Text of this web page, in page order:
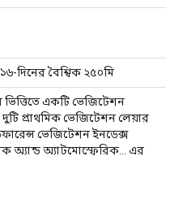
দিনের বৈশ্বিক ২৫০মি
ভিত্তিতে একটি ভেজিটেশন
প্রাথমিক ভেজিটেশন লেয়ার
ভেজিটেশন ইনডেক্স
অ্যান্ড অ্যাটমোস্ফেরিক... এর